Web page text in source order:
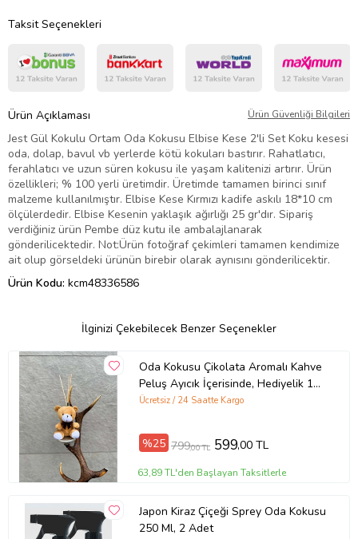
Taksit Seçenekleri
Ürün Açıklaması Ürün Güvenliği Bilgileri
Jest Gül Kokulu Ortam Oda Kokusu Elbise Kese 2'li Set Koku kesesi
oda, dolap, bavul vb yerlerde kötü kokuları bastırır. Rahatlatıcı,
ferahlatıcı ve uzun süren kokusu ile yaşam kalitenizi artırır. Ürün
özellikleri; % 100 yerli üretimdir. Üretimde tamamen birinci sınıf
malzeme kullanılmıştır. Elbise Kese Kırmızı kadife askılı 18*10 cm
ölçülerdedir. Elbise Kesenin yaklaşık ağırlığı 25 gr'dır. Sipariş
verdiğiniz ürün Pembe düz kutu ile ambalajlanarak
gönderilicektedir. Not:Ürün fotoğraf çekimleri tamamen kendimize
ait olup görseldeki ürünün birebir olarak aynısını gönderilicektir.
Ürün Kodu: kcm48336586
İlginizi Çekebilecek Benzer Seçenekler
Oda Kokusu Çikolata Aromalı Kahve
Peluş Ayıcık İçerisinde, Hediyelik 15
ML Kalıcı Koku Oda Kokusu
Ücretsiz / 24 Saatte Kargo
%25 799,00 TL 599,00 TL
63,89 TL'den Başlayan Taksitlerle
Japon Kiraz Çiçeği Sprey Oda Kokusu
250 Ml, 2 Adet